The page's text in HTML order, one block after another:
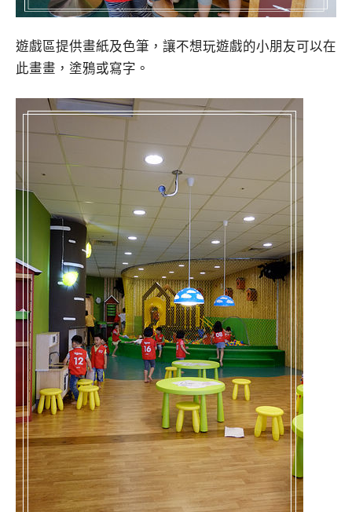
遊戲區提供畫紙及色筆，讓不想玩遊戲的小朋友可以在
此畫畫，塗鴉或寫字。